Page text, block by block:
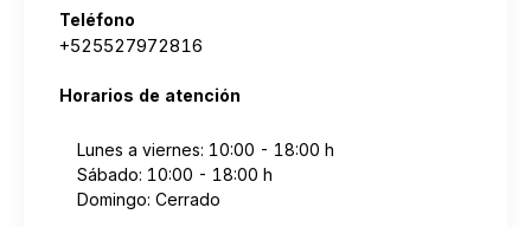
Teléfono
+525527972816
Horarios de atención
Lunes a viernes: 10:00 - 18:00 h
Sábado: 10:00 - 18:00 h
Domingo: Cerrado